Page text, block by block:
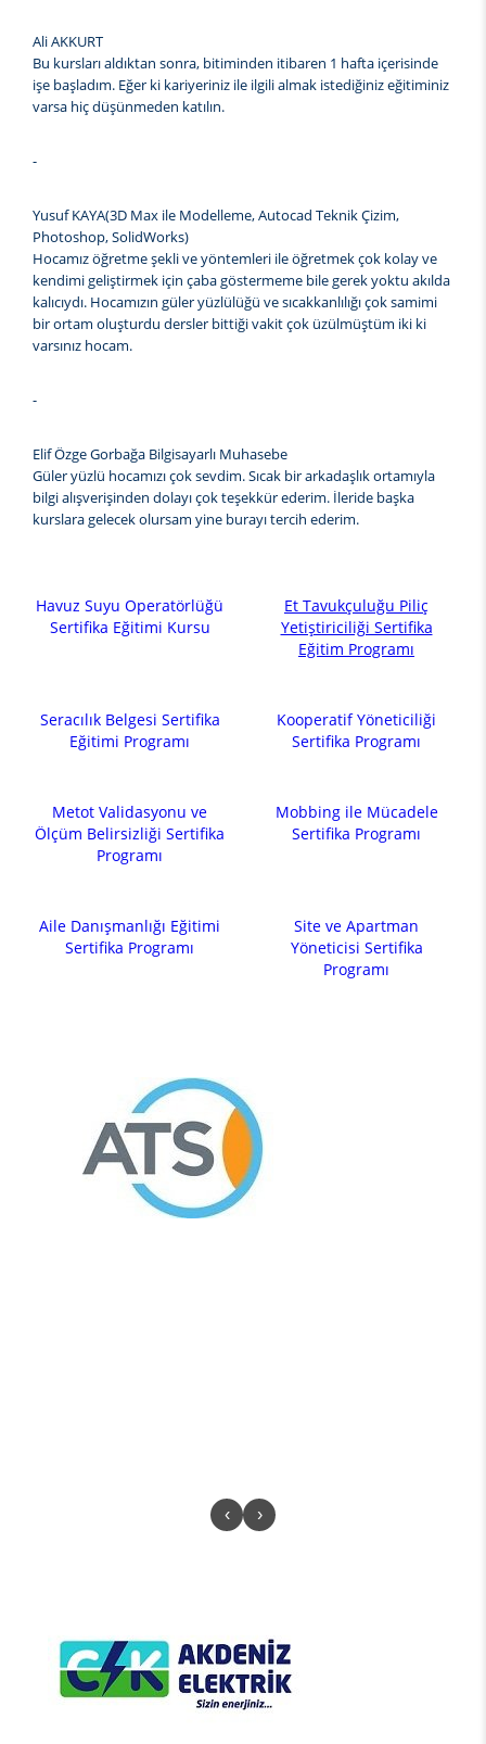
Ali AKKURT
Bu kursları aldıktan sonra, bitiminden itibaren 1 hafta içerisinde
işe başladım. Eğer ki kariyeriniz ile ilgili almak istediğiniz eğitiminiz
varsa hiç düşünmeden katılın.
-
Yusuf KAYA(3D Max ile Modelleme, Autocad Teknik Çizim,
Photoshop, SolidWorks)
Hocamız öğretme şekli ve yöntemleri ile öğretmek çok kolay ve
kendimi geliştirmek için çaba göstermeme bile gerek yoktu akılda
kalıcıydı. Hocamızın güler yüzlülüğü ve sıcakkanlılığı çok samimi
bir ortam oluşturdu dersler bittiği vakit çok üzülmüştüm iki ki
varsınız hocam.
-
Elif Özge Gorbağa Bilgisayarlı Muhasebe
Güler yüzlü hocamızı çok sevdim. Sıcak bir arkadaşlık ortamıyla
bilgi alışverişinden dolayı çok teşekkür ederim. İleride başka
kurslara gelecek olursam yine burayı tercih ederim.
Havuz Suyu Operatörlüğü
Sertifika Eğitimi Kursu
Et Tavukçuluğu Piliç
Yetiştiriciliği Sertifika
Eğitim Programı
Seracılık Belgesi Sertifika
Eğitimi Programı
Kooperatif Yöneticiliği
Sertifika Programı
Metot Validasyonu ve
Ölçüm Belirsizliği Sertifika
Programı
Mobbing ile Mücadele
Sertifika Programı
Aile Danışmanlığı Eğitimi
Sertifika Programı
Site ve Apartman
Yöneticisi Sertifika
Programı
‹ ›